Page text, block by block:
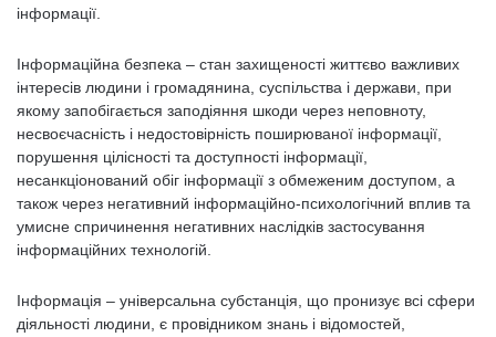
інформації.
Інформаційна безпека – стан захищеності життєво важливих
інтересів людини і громадянина, суспільства і держави, при
якому запобігається заподіяння шкоди через неповноту,
несвоєчасність і недостовірність поширюваної інформації,
порушення цілісності та доступності інформації,
несанкціонований обіг інформації з обмеженим доступом, а
також через негативний інформаційно-психологічний вплив та
умисне спричинення негативних наслідків застосування
інформаційних технологій.
Інформація – універсальна субстанція, що пронизує всі сфери
діяльності людини, є провідником знань і відомостей,